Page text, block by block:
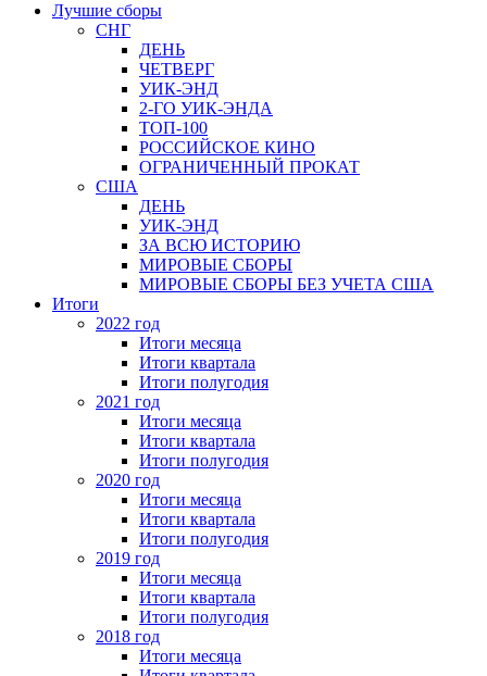
Лучшие сборы
СНГ
ДЕНЬ
ЧЕТВЕРГ
УИК-ЭНД
2-ГО УИК-ЭНДА
ТОП-100
РОССИЙСКОЕ КИНО
ОГРАНИЧЕННЫЙ ПРОКАТ
США
ДЕНЬ
УИК-ЭНД
ЗА ВСЮ ИСТОРИЮ
МИРОВЫЕ СБОРЫ
МИРОВЫЕ СБОРЫ БЕЗ УЧЕТА США
Итоги
2022 год
Итоги месяца
Итоги квартала
Итоги полугодия
2021 год
Итоги месяца
Итоги квартала
Итоги полугодия
2020 год
Итоги месяца
Итоги квартала
Итоги полугодия
2019 год
Итоги месяца
Итоги квартала
Итоги полугодия
2018 год
Итоги месяца